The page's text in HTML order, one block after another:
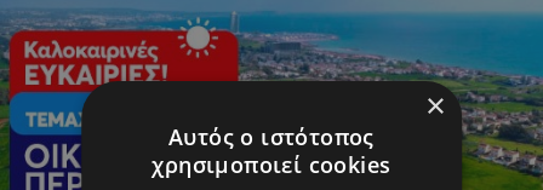
×
Αυτός ο ιστότοπος
χρησιμοποιεί cookies